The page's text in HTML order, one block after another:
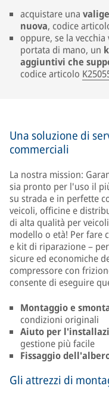
acquistare una
nuova, codice
oppure, se la
portata di mano, un
aggiuntivi che
codice articolo
Una soluzione di
commerciali
La nostra mission:
sia pronto per l'uso il
su strada e in perfette
veicoli, officine e
di alta qualità per
modello o età! Per fare
e kit di riparazione –
sicure ed economiche
compressore con
consente di eseguire
Montaggio e
condizioni originali
Aiuto per
gestione più facile
Fissaggio
Gli attrezzi di